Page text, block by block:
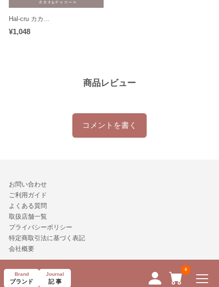
Brand
ブランド
Journal
記 事
Hal-cru カカ...
¥1,048
商品レビュー
コメントを書く
お問い合わせ
ご利用ガイド
よくある質問
取扱店舗一覧
プライバシーポリシー
特定商取引法に基づく表記
会社概要
Copyright © Neuro-ON Inc, All Rights Reserved. ページTOPへ